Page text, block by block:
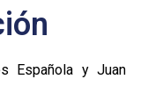
Española y Juan